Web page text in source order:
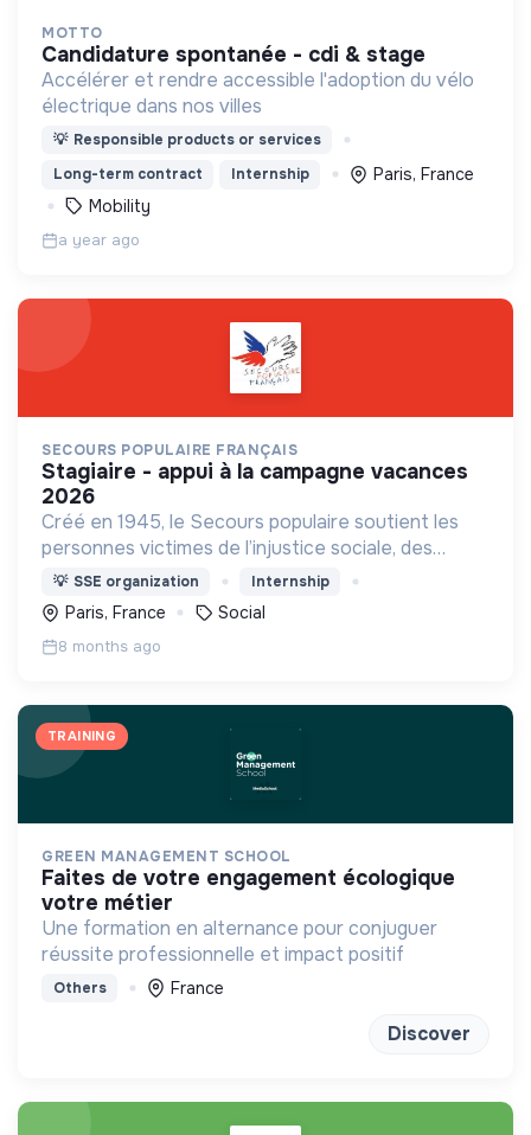
MOTTO
candidature spontanée - cdi & stage
Accélérer et rendre accessible l'adoption du vélo
électrique dans nos villes
💡 Responsible products or services
Long-term contract
Internship
Paris, France
Mobility
a year ago
SECOURS POPULAIRE FRANÇAIS
stagiaire - appui à la campagne vacances
2026
Créé en 1945, le Secours populaire soutient les
personnes victimes de l’injustice sociale, des
calamités naturelles, de la misère, de la faim, du
sous-développement, des conflits armés.
💡 SSE organization Internship
Paris, France Social
8 months ago
TRAINING
GREEN MANAGEMENT SCHOOL
faites de votre engagement écologique
votre métier
Une formation en alternance pour conjuguer
réussite professionnelle et impact positif
Others France
Discover